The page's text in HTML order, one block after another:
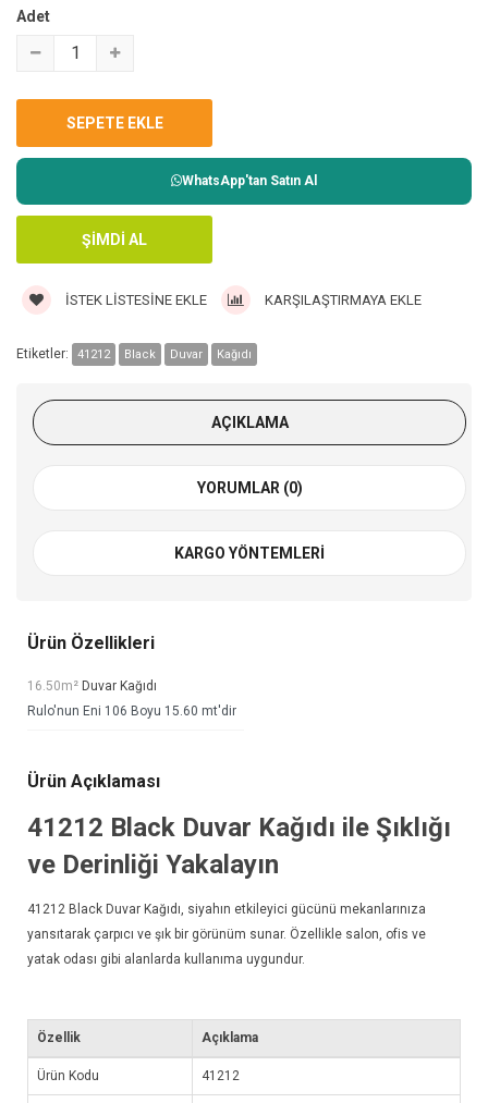
Adet
WhatsApp'tan Satın Al
İSTEK LISTESINE EKLE KARŞILAŞTIRMAYA EKLE
Etiketler: 41212 Black Duvar Kağıdı
AÇIKLAMA
YORUMLAR (0)
KARGO YÖNTEMLERI
Ürün Özellikleri
16.50m² Duvar Kağıdı
Rulo'nun Eni 106 Boyu 15.60 mt'dir
Ürün Açıklaması
41212 Black Duvar Kağıdı ile Şıklığı
ve Derinliği Yakalayın
41212 Black Duvar Kağıdı , siyahın etkileyici gücünü mekanlarınıza
yansıtarak çarpıcı ve şık bir görünüm sunar. Özellikle salon, ofis ve
yatak odası gibi alanlarda kullanıma uygundur.
Özellik Açıklama
Ürün Kodu 41212